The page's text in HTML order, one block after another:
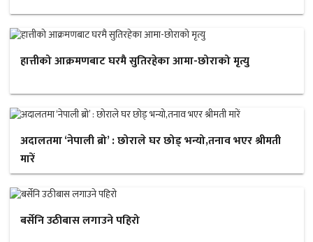
हात्तीको आक्रमणबाट घरमै सुतिरहेका आमा-छोराको मृत्यु
अदालतमा ‘नेपाली ब्रो’ : छोराले घर छोड् भन्यो,तनाव भएर श्रीमती
मारें
बर्सेनि उठीबास लगाउने पहिरो